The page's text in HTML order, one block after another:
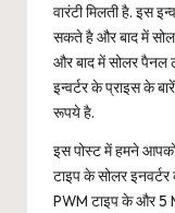
वारंटी मिलती है. इस
सकते है और बाद में
और बाद में सोलर पैनल
इन्वर्टर के प्राइस के
रूपये है.
इस पोस्ट में हमने
टाइप के सोलर
PWM टाइप के और 5